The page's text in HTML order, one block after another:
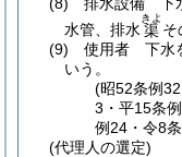
水管、排水 渠
きよ
そ
(9)
使用者 下水
いう。
(昭52条例
3・平15条
例24・令8
(代理人の選定)